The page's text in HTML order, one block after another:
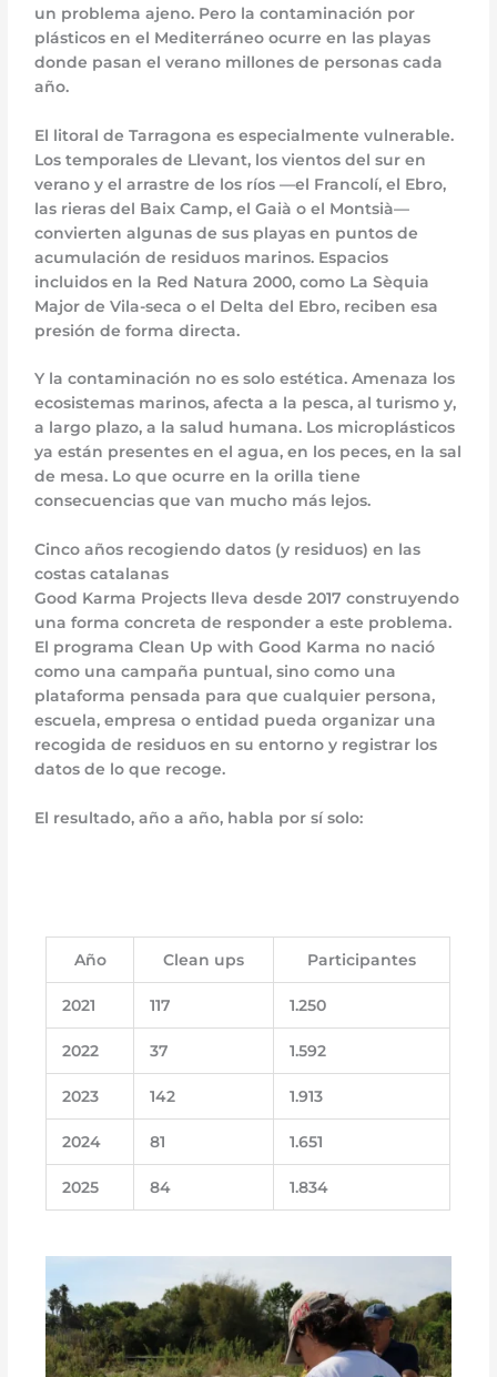
un problema ajeno. Pero la contaminación por
plásticos en el Mediterráneo ocurre en las playas
donde pasan el verano millones de personas cada
año.
El litoral de Tarragona es especialmente vulnerable.
Los temporales de Llevant, los vientos del sur en
verano y el arrastre de los ríos —el Francolí, el Ebro,
las rieras del Baix Camp, el Gaià o el Montsià—
convierten algunas de sus playas en puntos de
acumulación de residuos marinos. Espacios
incluidos en la Red Natura 2000, como La Sèquia
Major de Vila-seca o el Delta del Ebro, reciben esa
presión de forma directa.
Y la contaminación no es solo estética. Amenaza los
ecosistemas marinos, afecta a la pesca, al turismo y,
a largo plazo, a la salud humana. Los microplásticos
ya están presentes en el agua, en los peces, en la sal
de mesa. Lo que ocurre en la orilla tiene
consecuencias que van mucho más lejos.
Cinco años recogiendo datos (y residuos) en las
costas catalanas
Good Karma Projects lleva desde 2017 construyendo
una forma concreta de responder a este problema.
El programa Clean Up with Good Karma no nació
como una campaña puntual, sino como una
plataforma pensada para que cualquier persona,
escuela, empresa o entidad pueda organizar una
recogida de residuos en su entorno y registrar los
datos de lo que recoge.
El resultado, año a año, habla por sí solo:
Año Clean ups Participantes
2021 117 1.250
2022 37 1.592
2023 142 1.913
2024 81 1.651
2025 84 1.834